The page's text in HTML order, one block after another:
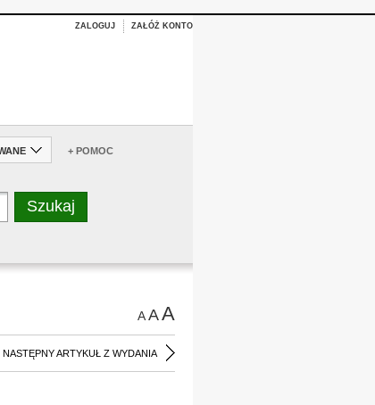
ZALOGUJ ZAŁÓŻ KONTO
+ POMOC
AAA
NASTĘPNY ARTYKUŁ Z WYDANIA